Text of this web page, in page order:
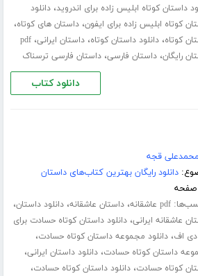
داستان کوتاه ابلیس زاده برای اندروید،دانلود
کوتاه ابلیس زاده برای ایفون،داستان های کوتاه،
کوتاه،دانلود داستان کوتاه،داستان ایرانی،pdf
رایگان،داستان فارسی،داستان فارسی ترسناک
دانلود کتاب
محمدعلی قجه
دانلود رایگان بهترین کتاب‌های داستان
pdf عاشقانه ،داستان عاشقانه،دانلود داستان،
عاشقانه ایرانی،دانلود داستان کوتاه حسادت برای
اف،دانلود مجموعه داستان کوتاه حسادت،
داستان کوتاه حسادت،دانلود داستان ایرانی،
کوتاه حسادت،دانلود داستان کوتاه حسادت،